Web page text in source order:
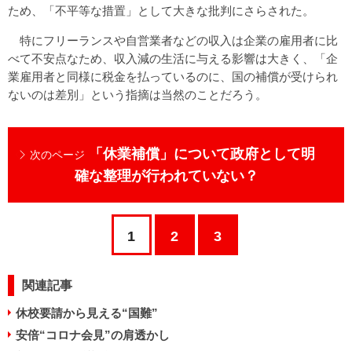
ため、「不平等な措置」として大きな批判にさらされた。
特にフリーランスや自営業者などの収入は企業の雇用者に比
べて不安点なため、収入減の生活に与える影響は大きく、「企
業雇用者と同様に税金を払っているのに、国の補償が受けられ
ないのは差別」という指摘は当然のことだろう。
次のページ
「休業補償」について政府として明
確な整理が行われていない？
1 2 3
関連記事
休校要請から見える“国難”
安倍“コロナ会見”の肩透かし